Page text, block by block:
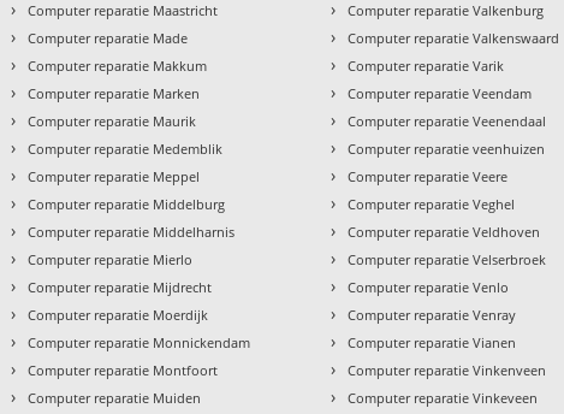
› Computer reparatie Maastricht
› Computer reparatie Made
› Computer reparatie Makkum
› Computer reparatie Marken
› Computer reparatie Maurik
› Computer reparatie Medemblik
› Computer reparatie Meppel
› Computer reparatie Middelburg
› Computer reparatie Middelharnis
› Computer reparatie Mierlo
› Computer reparatie Mijdrecht
› Computer reparatie Moerdijk
› Computer reparatie Monnickendam
› Computer reparatie Montfoort
› Computer reparatie Muiden
› Computer reparatie Valkenburg
› Computer reparatie Valkenswaard
› Computer reparatie Varik
› Computer reparatie Veendam
› Computer reparatie Veenendaal
› Computer reparatie veenhuizen
› Computer reparatie Veere
› Computer reparatie Veghel
› Computer reparatie Veldhoven
› Computer reparatie Velserbroek
› Computer reparatie Venlo
› Computer reparatie Venray
› Computer reparatie Vianen
› Computer reparatie Vinkenveen
› Computer reparatie Vinkeveen